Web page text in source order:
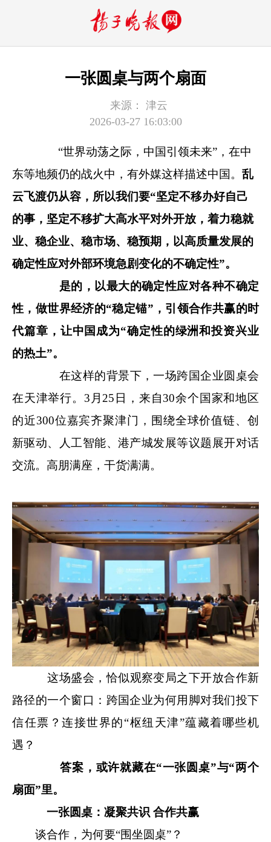
一张圆桌与两个扇面
来源：
津云
2026-03-27 16:03:00
“世界动荡之际，中国引领未来”，在中
东等地频仍的战火中，有外媒这样描述中国。 乱
云飞渡仍从容，所以我们要“坚定不移办好自己
的事，坚定不移扩大高水平对外开放，着力稳就
业、稳企业、稳市场、稳预期，以高质量发展的
确定性应对外部环境急剧变化的不确定性”。
是的，以最大的确定性应对各种不确定
性，做世界经济的“稳定锚”，引领合作共赢的时
代篇章，让中国成为“确定性的绿洲和投资兴业
的热土”。
在这样的背景下，一场跨国企业圆桌会
在天津举行。3月25日，来自30余个国家和地区
的近300位嘉宾齐聚津门，围绕全球价值链、创
新驱动、人工智能、港产城发展等议题展开对话
交流。高朋满座，干货满满。
这场盛会，恰似观察变局之下开放合作新
路径的一个窗口：跨国企业为何用脚对我们投下
信任票？连接世界的“枢纽天津”蕴藏着哪些机
遇？
答案，或许就藏在“一张圆桌”与“两个
扇面”里。
一张圆桌：凝聚共识 合作共赢
谈合作，为何要“围坐圆桌”？